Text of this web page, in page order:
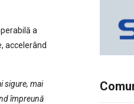
a
accelerând
sigure, mai
împreună